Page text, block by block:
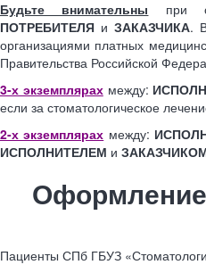
Будьте внимательны при
ПОТРЕБИТЕЛЯ иЗАКАЗЧИКА.
организациями платных
Правительства Российской
3-х экземплярахмежду:
если за стоматологическое
2-х экземплярах между:
ИСПОЛНИТЕЛЕМ и
Оформление
Пациенты СПб ГБУЗ